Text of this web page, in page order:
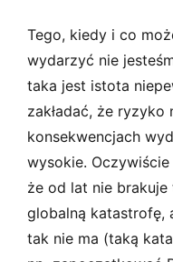
Tego, kiedy i co
wydarzyć nie
taka jest istota
zakładać, że
konsekwencjach
wysokie.
że od lat nie
globalną katastrofę,
tak nie ma (taką